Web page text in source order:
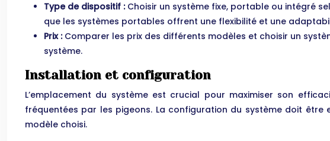
Type de dispositif : Choisir un système fixe, portable ou intégré
que les systèmes portables offrent une flexibilité et une
Prix : Comparer les prix des différents modèles et choisir un
système.
Installation et configuration
L’emplacement du système est crucial pour maximiser son
fréquentées par les pigeons. La configuration du système doit
modèle choisi.